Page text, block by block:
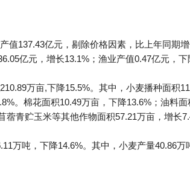
值137.43亿元，剔除价格因素，比上年同期
亿元，增长13.1%；渔业产值0.47亿元，
万亩,下降15.5%。其中，小麦播种面积
。棉花面积10.49万亩，下降13.6%；油料
蓿青贮玉米等其他作物面积57.21万亩，增长
万吨，下降14.6%。其中，小麦产量40.86